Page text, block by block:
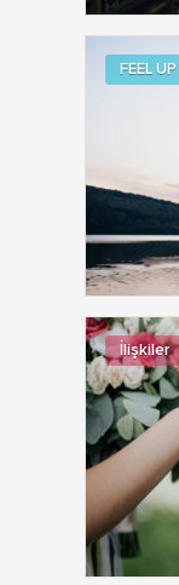
FEEL UP
İlişkiler